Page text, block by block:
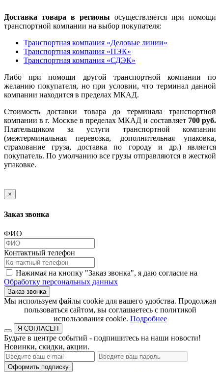
Доставка товара в регионы осуществляется при помощи
транспортной компании на выбор покупателя:
Транспортная компания «Деловые линии»
Транспортная компания «ПЭК»
Транспортная компания «СДЭК»
Либо при помощи другой транспортной компании по
желанию покупателя, но при условии, что терминал данной
компании находится в пределах МКАД.
Стоимость доставки товара до терминала транспортной
компании в г. Москве в пределах МКАД и составляет 700 руб.
Плательщиком за услуги транспортной компании
(межтерминальная перевозка, дополнительная упаковка,
страхование груза, доставка по городу и др.) является
покупатель. По умолчанию все грузы отправляются в жесткой
упаковке.
×
Заказ звонка
ФИО
Контактный телефон
Нажимая на кнопку "Заказ звонка", я даю согласие на
Обработку персональных данных
Заказ звонка
​​​​​​​Мы используем файлы cookie для вашего удобства. Продолжая
пользоваться сайтом, вы соглашаетесь с политикой
использования cookie.​​​​​​​ Подробнее
Я СОГЛАСЕН
Будьте в центре событий - подпишитесь на наши новости!
Новинки, скидки, акции.
Оформить подписку